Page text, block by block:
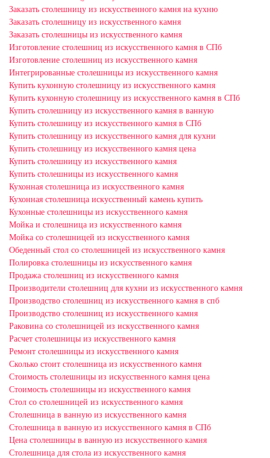
Заказать столешницу из искусственного камня на кухню
Заказать столешницу из искусственного камня
Заказать столешницы из искусственного камня
Изготовление столешниц из искусственного камня в СПб
Изготовление столешниц из искусственного камня
Интегрированные столешницы из искусственного камня
Купить кухонную столешницу из искусственного камня
Купить кухонную столешницу из искусственного камня в СПб
Купить столешницу из искусственного камня в ванную
Купить столешницу из искусственного камня в СПб
Купить столешницу из искусственного камня для кухни
Купить столешницу из искусственного камня цена
Купить столешницу из искусственного камня
Купить столешницы из искусственного камня
Кухонная столешница из искусственного камня
Кухонная столешница искусственный камень купить
Кухонные столешницы из искусственного камня
Мойка и столешница из искусственного камня
Мойка со столешницей из искусственного камня
Обеденный стол со столешницей из искусственного камня
Полировка столешницы из искусственного камня
Продажа столешниц из искусственного камня
Производители столешниц для кухни из искусственного камня
Производство столешниц из искусственного камня в спб
Производство столешниц из искусственного камня
Раковина со столешницей из искусственного камня
Расчет столешницы из искусственного камня
Ремонт столешницы из искусственного камня
Сколько стоит столешница из искусственного камня
Стоимость столешницы из искусственного камня цена
Стоимость столешницы из искусственного камня
Стол со столешницей из искусственного камня
Столешница в ванную из искусственного камня
Столешница в ванную из искусственного камня в СПб
Цена столешницы в ванную из искусственного камня
Столешница для стола из искусственного камня